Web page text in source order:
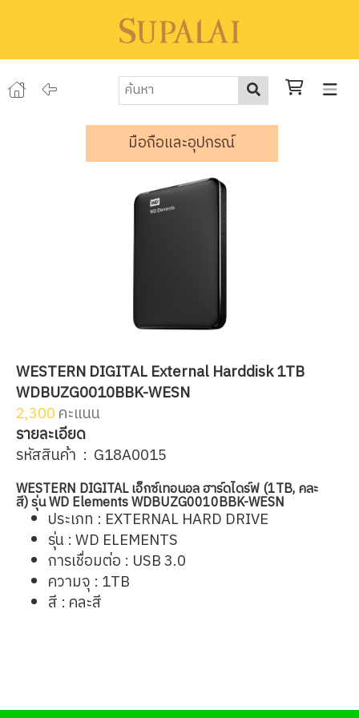
มือถือและอุปกรณ์
WESTERN DIGITAL External Harddisk 1TB
WDBUZG0010BBK-WESN
2,300คะแนน
รายละเอียด
รหัสสินค้า : G18A0015
WESTERN DIGITAL เอ็กซ์เทอนอล ฮาร์ดไดร์ฟ (1TB, คละ
สี) รุ่น WD Elements WDBUZG0010BBK-WESN
ประเภท : EXTERNAL HARD DRIVE
รุ่น : WD ELEMENTS
การเชื่อมต่อ : USB 3.0
ความจุ : 1TB
สี : คละสี